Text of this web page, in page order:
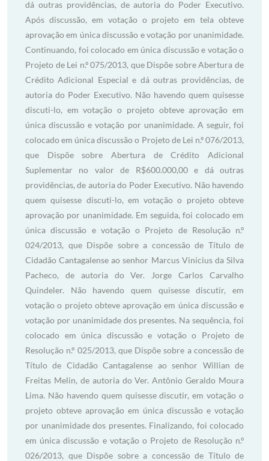
dá outras providências, de autoria do Poder Executivo.
Após discussão, em votação o projeto em tela obteve
aprovação em única discussão e votação por unanimidade.
Continuando, foi colocado em única discussão e votação o
Projeto de Lei n.º 075/2013, que Dispõe sobre Abertura de
Crédito Adicional Especial e dá outras providências, de
autoria do Poder Executivo. Não havendo quem quisesse
discuti-lo, em votação o projeto obteve aprovação em
única discussão e votação por unanimidade. A seguir, foi
colocado em única discussão o Projeto de Lei n.º 076/2013,
que Dispõe sobre Abertura de Crédito Adicional
Suplementar no valor de R$600.000,00 e dá outras
providências, de autoria do Poder Executivo. Não havendo
quem quisesse discuti-lo, em votação o projeto obteve
aprovação por unanimidade. Em seguida, foi colocado em
única discussão e votação o Projeto de Resolução n.º
024/2013, que Dispõe sobre a concessão de Título de
Cidadão Cantagalense ao senhor Marcus Vinícius da Silva
Pacheco, de autoria do Ver. Jorge Carlos Carvalho
Quindeler. Não havendo quem quisesse discutir, em
votação o projeto obteve aprovação em única discussão e
votação por unanimidade dos presentes. Na sequência, foi
colocado em única discussão e votação o Projeto de
Resolução n.º 025/2013, que Dispõe sobre a concessão de
Título de Cidadão Cantagalense ao senhor Willian de
Freitas Melin, de autoria do Ver. Antônio Geraldo Moura
Lima. Não havendo quem quisesse discutir, em votação o
projeto obteve aprovação em única discussão e votação
por unanimidade dos presentes. Finalizando, foi colocado
em única discussão e votação o Projeto de Resolução n.º
026/2013, que Dispõe sobre a concessão de Título de